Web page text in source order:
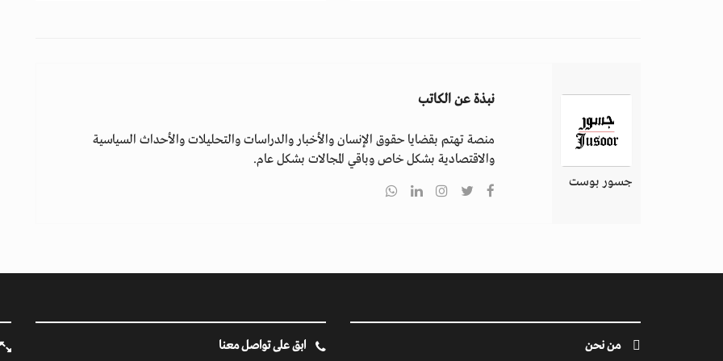
جسور بوست
نبذة عن الكاتب
منصة تهتم بقضايا حقوق الإنسان والأخبار والدراسات والتحليلات والأحداث السياسية
والاقتصادية بشكل خاص وباقي المجالات بشكل عام.
من نحن ابق على تواصل معنا